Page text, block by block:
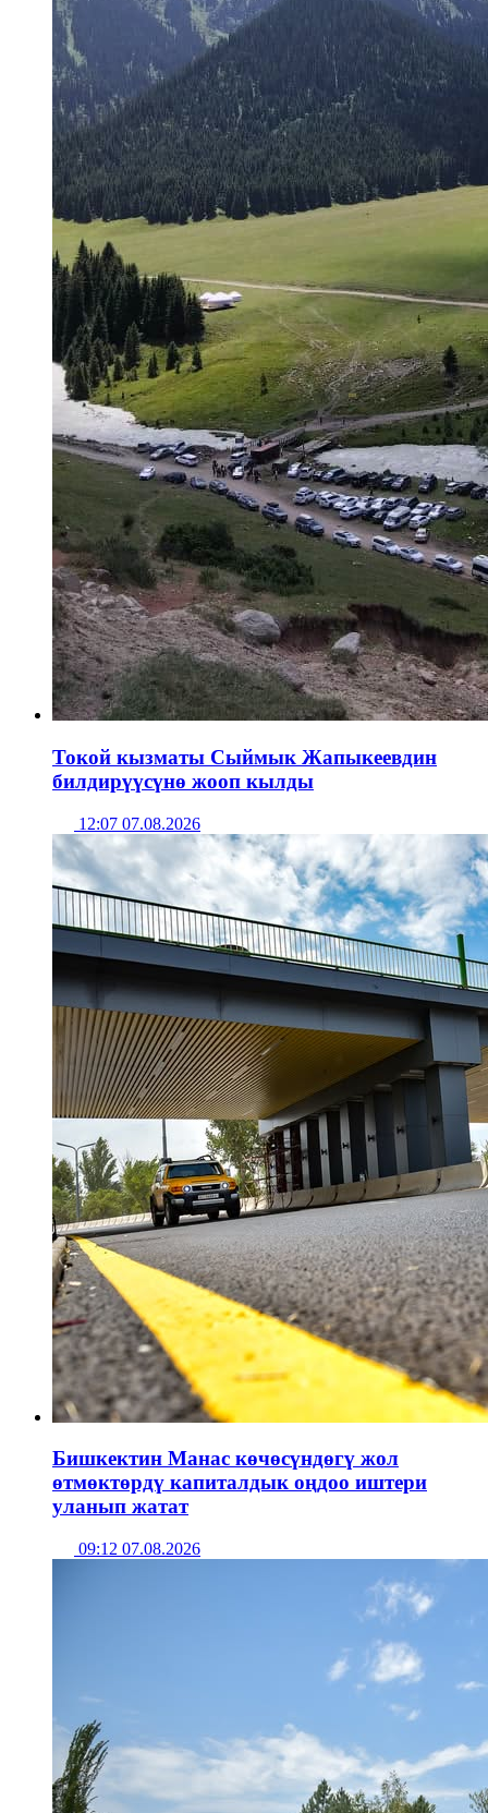
Токой кызматы Сыймык Жапыкеевдин
билдирүүсүнө жооп кылды
12:07 07.08.2026
Бишкектин Манас көчөсүндөгү жол
өтмөктөрдү капиталдык оңдоо иштери
уланып жатат
09:12 07.08.2026